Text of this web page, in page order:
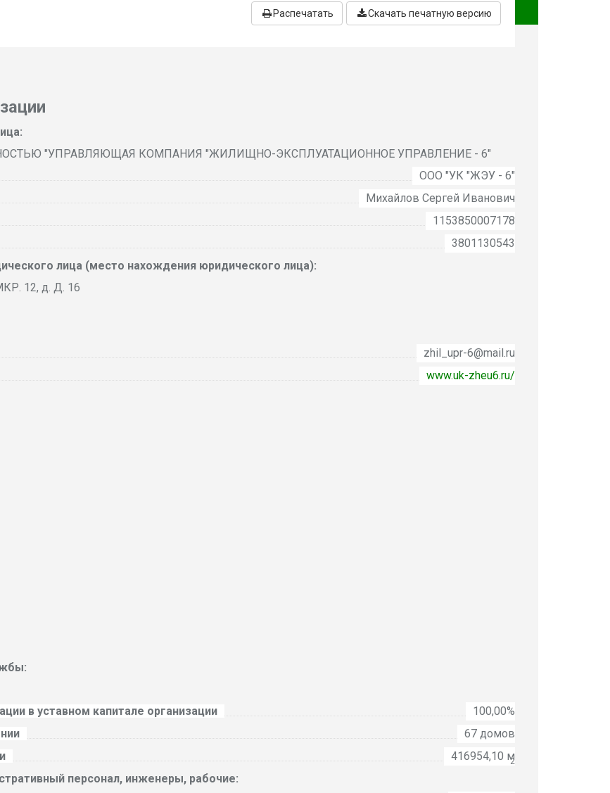
Распечатать Скачать печатную версию
"УПРАВЛЯЮЩАЯ КОМПАНИЯ "ЖИЛИЩНО-ЭКСПЛУАТАЦИОННОЕ УПРАВЛЕНИЕ - 6"
ООО "УК "ЖЭУ - 6"
Михайлов Сергей Иванович
1153850007178
3801130543
лица (место нахождения юридического лица):
12, д. Д. 16
zhil_upr-6@mail.ru
www.uk-zheu6.ru/
в уставном капитале организации
100,00%
67 домов
416954,10 м
2
персонал, инженеры, рабочие: